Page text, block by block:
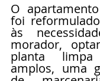
O
foi
às
morador,
planta
amplos, uma